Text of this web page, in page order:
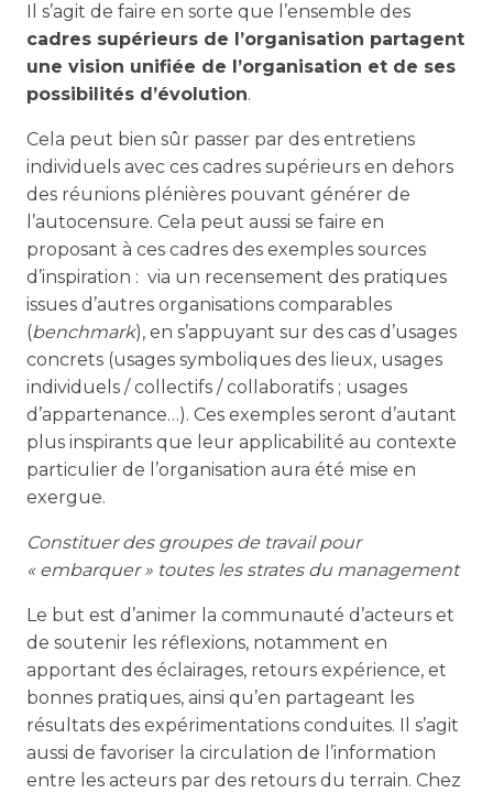
Il s’agit de faire en sorte que l’ensemble des
cadres supérieurs de l’organisation partagent
une vision unifiée de l’organisation et de ses
possibilités d’évolution.
Cela peut bien sûr passer par des entretiens
individuels avec ces cadres supérieurs en dehors
des réunions plénières pouvant générer de
l’autocensure. Cela peut aussi se faire en
proposant à ces cadres des exemples sources
d’inspiration : via un recensement des pratiques
issues d’autres organisations comparables
(benchmark), en s’appuyant sur des cas d’usages
concrets (usages symboliques des lieux, usages
individuels / collectifs / collaboratifs ; usages
d’appartenance…). Ces exemples seront d’autant
plus inspirants que leur applicabilité au contexte
particulier de l’organisation aura été mise en
exergue.
Constituer des groupes de travail pour
« embarquer » toutes les strates du management
Le but est d’animer la communauté d’acteurs et
de soutenir les réflexions, notamment en
apportant des éclairages, retours expérience, et
bonnes pratiques, ainsi qu’en partageant les
résultats des expérimentations conduites. Il s’agit
aussi de favoriser la circulation de l’information
entre les acteurs par des retours du terrain. Chez